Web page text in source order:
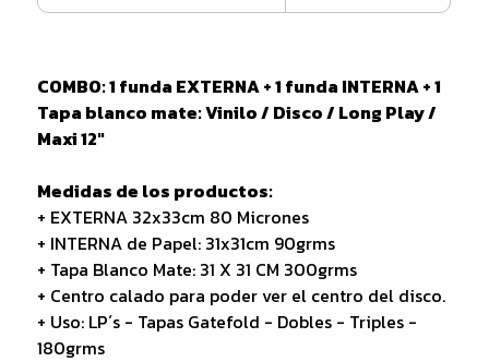
COMBO: 1 funda EXTERNA + 1 funda INTERNA + 1
Tapa blanco mate: Vinilo / Disco / Long Play /
Maxi 12"
Medidas de los productos:
+ EXTERNA 32x33cm 80 Micrones
+ INTERNA de Papel: 31x31cm 90grms
+ Tapa Blanco Mate: 31 X 31 CM 300grms
+ Centro calado para poder ver el centro del disco.
+ Uso: LP´s - Tapas Gatefold - Dobles - Triples -
180grms